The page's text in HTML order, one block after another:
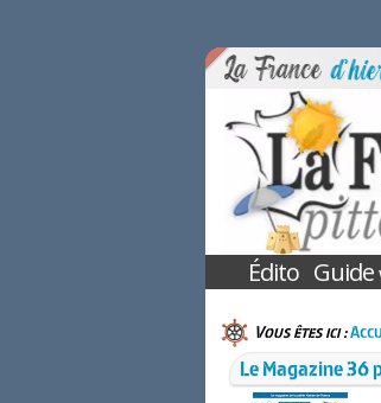
Édito Guide
Vous êtes ici :
Le Magazine 36